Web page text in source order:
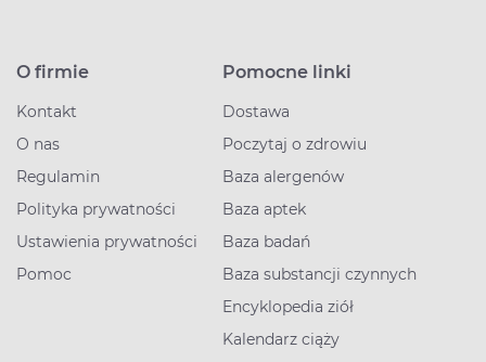
O firmie
Kontakt
O nas
Regulamin
Polityka prywatności
Ustawienia prywatności
Pomoc
Pomocne linki
Dostawa
Poczytaj o zdrowiu
Baza alergenów
Baza aptek
Baza badań
Baza substancji czynnych
Encyklopedia ziół
Kalendarz ciąży